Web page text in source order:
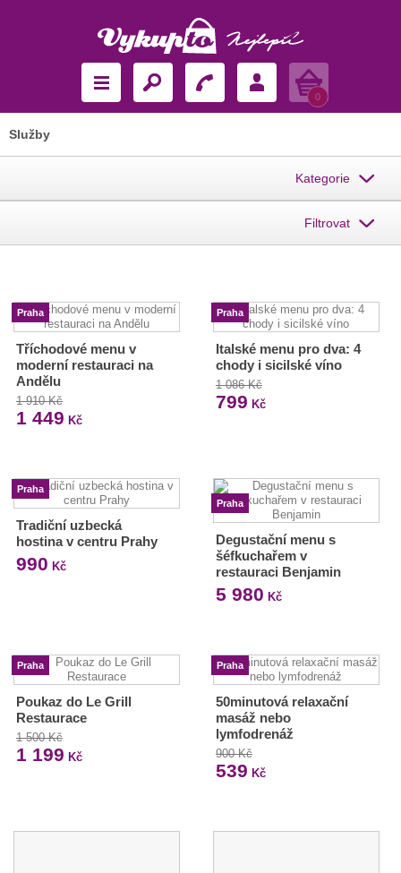
Košík
0
Služby
Kategorie
Filtrovat
Praha
Tříchodové menu v
moderní restauraci na
Andělu
1 910 Kč
1 449 Kč
Praha
Italské menu pro dva: 4
chody i sicilské víno
1 086 Kč
799 Kč
Praha
Tradiční uzbecká
hostina v centru Prahy
990 Kč
Praha
Degustační menu s
šéfkuchařem v
restauraci Benjamin
5 980 Kč
Praha
Poukaz do Le Grill
Restaurace
1 500 Kč
1 199 Kč
Praha
50minutová relaxační
masáž nebo
lymfodrenáž
900 Kč
539 Kč